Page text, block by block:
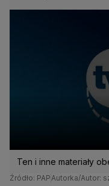
Ten i inne materiały
Źródło: PAPAutorka/Autor: